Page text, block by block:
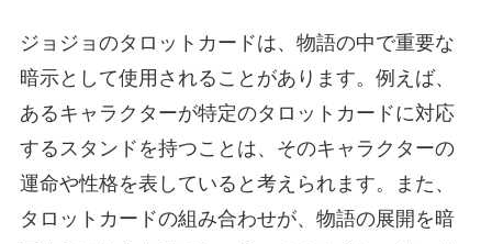
ジョジョのタロットカードは、物語の中で重要な
暗示として使用されることがあります。例えば、
あるキャラクターが特定のタロットカードに対応
するスタンドを持つことは、そのキャラクターの
運命や性格を表していると考えられます。また、
タロットカードの組み合わせが、物語の展開を暗